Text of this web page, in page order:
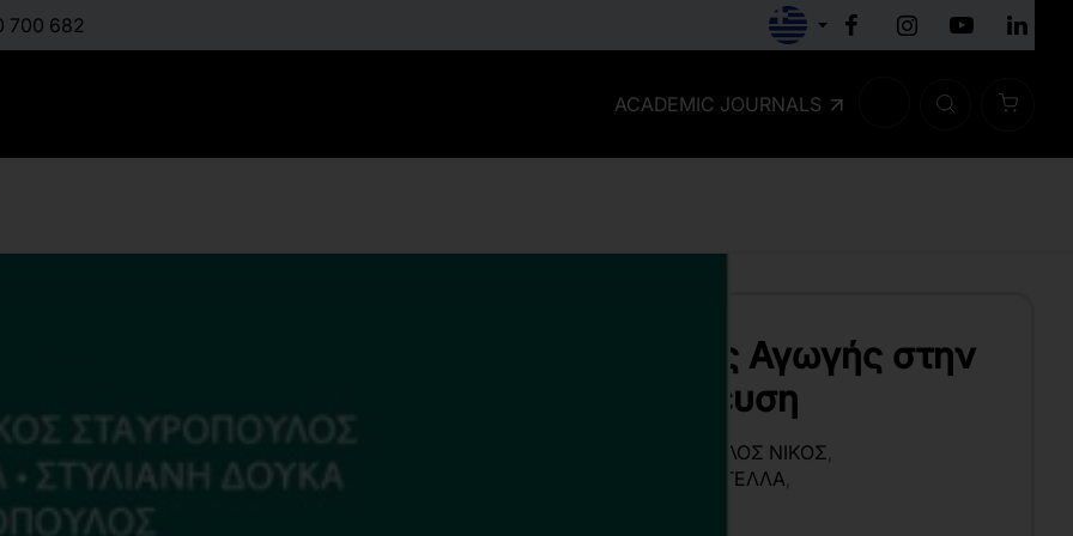
700 682
ACADEMIC JOURNALS
Διδακτική της Φυσικής Αγωγής στην
Πρωτοβάθμια Εκπαίδευση
ΣΤΑΥΡΌΠΟΥΛΟΣ ΝΊΚΟΣ,
ΔΟΎΚΑ ΣΤΈΛΛΑ,